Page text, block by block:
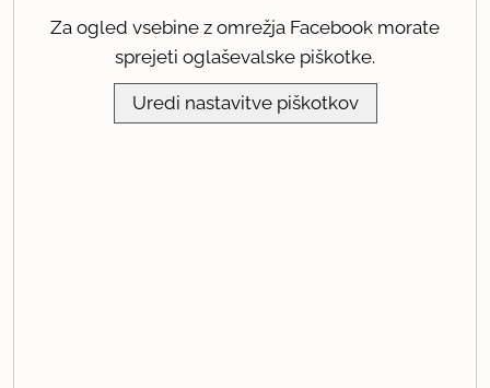
Za ogled vsebine z omrežja Facebook morate
sprejeti oglaševalske piškotke.
Uredi nastavitve piškotkov